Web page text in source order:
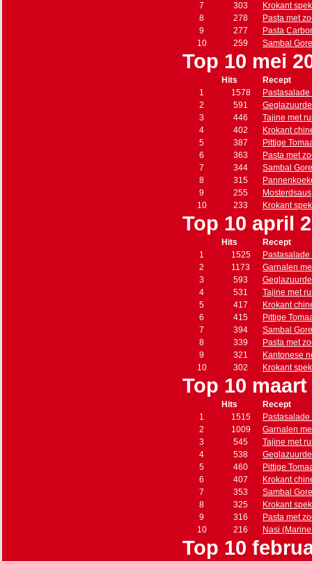
7
303
Krokant
8
278
Pasta met
9
277
Pasta
10
259 Sambal
Top 10 mei
Hits
Recept
1
1578
2
591
3
446
Tajine met
4
402
Krokant
5
387
Pittige
6
363
Pasta met
7
344
Sambal
8
315
9
255
Mosterdsaus
10
233 Krokant
Top 10 april
Hits
Recept
1
1525
2
1173
Garnalen
3
593
4
531
Tajine met
5
417
Krokant
6
415
Pittige
7
394
Sambal
8
339
Pasta met
9
321
Kantonese
10
302 Krokant
Top 10 maart
Hits
Recept
1
1515
2
1009
Garnalen
3
545
Tajine met
4
538
5
460
Pittige
6
407
Krokant
7
353
Sambal
8
325
Krokant
9
316
Pasta met
10
216 Nasi
Top 10